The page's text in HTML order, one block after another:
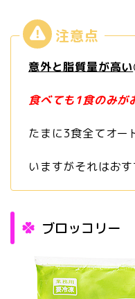
意外と脂質量が高い
食べても1食のみが
たまに3食全てオー
いますがそれはおす
ブロッコリー